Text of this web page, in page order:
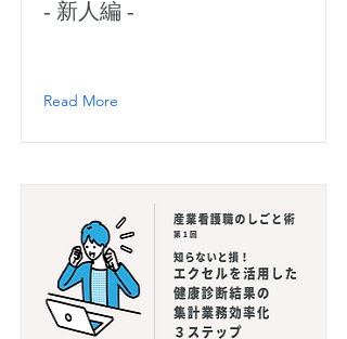
- 新人編 -
Read More